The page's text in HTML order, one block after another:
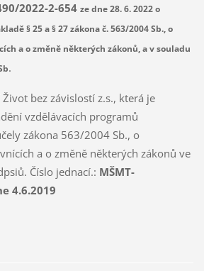
2022-2-654 ze dne 28. 6. 2022 o
§ 25 a § 27 zákona č. 563/2004 Sb., o
a o změně některých zákonů, a v souladu
.
bez závislostí z.s., která je
vzdělávacích programů
zákona 563/2004 Sb., o
a o změně některých zákonů ve
Číslo jednací.: MŠMT-
4.6.2019